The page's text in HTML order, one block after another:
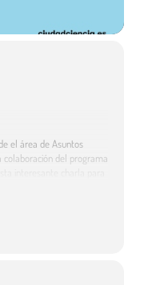
el área de Asuntos
colaboración del programa
la Biblioteca Municipal